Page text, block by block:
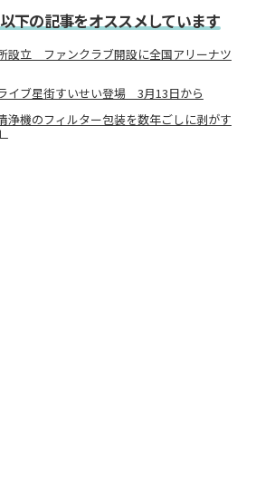
下の記事をオススメしています
設立 ファンクラブ開設に全国アリーナツ
イブ星街すいせい登場 3月13日から
浄機のフィルター包装を数年ごしに剥がす